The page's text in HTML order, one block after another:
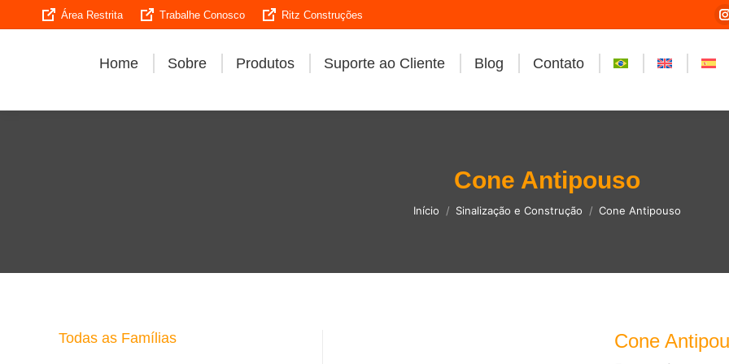
Área Restrita Trabalhe Conosco Ritz Construções
Home Sobre Produtos Suporte ao Cliente Blog Contato
Cone Antipouso
Você está aqui:
Início Sinalização e Construção Cone Antipouso
Cone
Todas as Famílias